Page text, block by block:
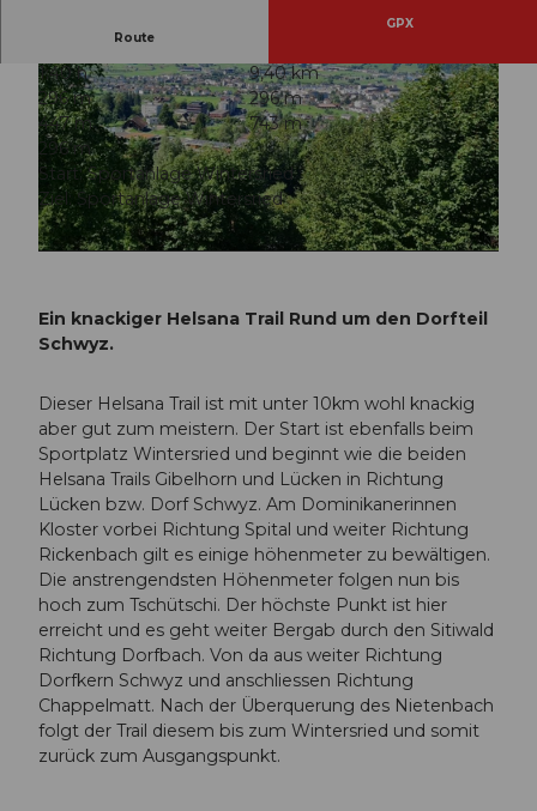
© Stefan Gwerder, Schwyzer Wanderwege
Route
GPX
1:40 h
9,40 km
296 m
296 m
447 m
743 m
296 m
Start: Sportanlage Wintersried
Ziel: Sportanlage Wintersried
Ein knackiger Helsana Trail Rund um den Dorfteil
Schwyz.
Dieser Helsana Trail ist mit unter 10km wohl knackig
aber gut zum meistern. Der Start ist ebenfalls beim
Sportplatz Wintersried und beginnt wie die beiden
Helsana Trails Gibelhorn und Lücken in Richtung
Lücken bzw. Dorf Schwyz. Am Dominikanerinnen
Kloster vorbei Richtung Spital und weiter Richtung
Rickenbach gilt es einige höhenmeter zu bewältigen.
Die anstrengendsten Höhenmeter folgen nun bis
hoch zum Tschütschi. Der höchste Punkt ist hier
erreicht und es geht weiter Bergab durch den Sitiwald
Richtung Dorfbach. Von da aus weiter Richtung
Dorfkern Schwyz und anschliessen Richtung
Chappelmatt. Nach der Überquerung des Nietenbach
folgt der Trail diesem bis zum Wintersried und somit
zurück zum Ausgangspunkt.